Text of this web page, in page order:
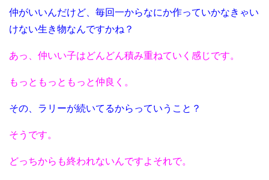
仲がいいんだけど、毎回一からなにか作っていかなきゃい
けない生き物なんですかね？
あっ、仲いい子はどんどん積み重ねていく感じです。
もっともっともっと仲良く。
その、ラリーが続いてるからっていうこと？
そうです。
どっちからも終われないんですよそれで。